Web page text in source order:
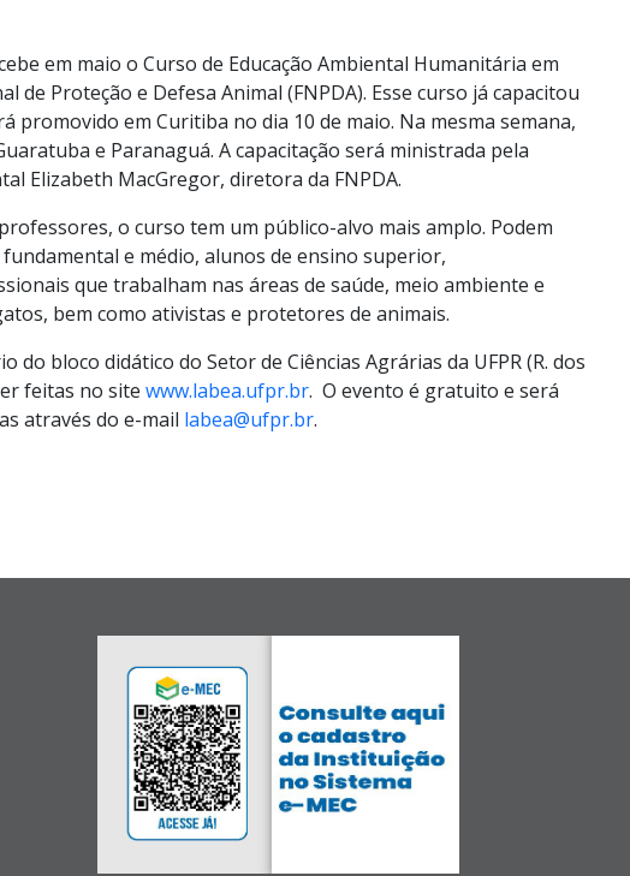
em maio o Curso de Educação Ambiental Humanitária em
de Proteção e Defesa Animal (FNPDA). Esse curso já capacitou
promovido em Curitiba no dia 10 de maio. Na mesma semana,
e Paranaguá. A capacitação será ministrada pela
Elizabeth MacGregor, diretora da FNPDA.
o curso tem um público-alvo mais amplo. Podem
e médio, alunos de ensino superior,
que trabalham nas áreas de saúde, meio ambiente e
bem como ativistas e protetores de animais.
do bloco didático do Setor de Ciências Agrárias da UFPR (R. dos
feitas no sitewww.labea.ufpr.br. O evento é gratuito e será
através do e-mail labea@ufpr.br.